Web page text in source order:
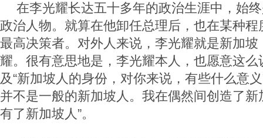
在李光耀长达五十多年的政治生涯中，始
政治人物。就算在他卸任总理后，也在某种
最高决策者。对外人来说，李光耀就是新加
耀。很有意思地是，李光耀本人，也愿意这
及“新加坡人的身份，对你来说，有些什么意
并不是一般的新加坡人。我在偶然间创造了
有了新加坡人”。